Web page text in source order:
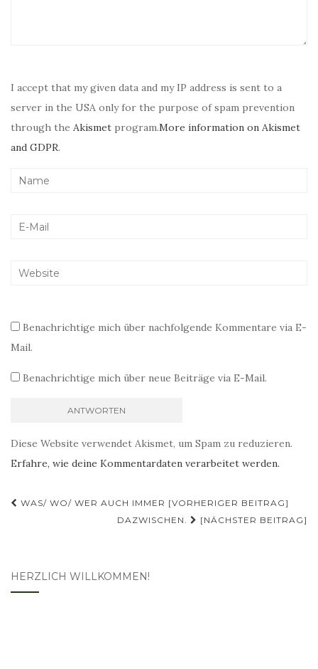
I accept that my given data and my IP address is sent to a
server in the USA only for the purpose of spam prevention
through the Akismet program.More information on Akismet
and GDPR.
Benachrichtige mich über nachfolgende Kommentare via E-
Mail.
Benachrichtige mich über neue Beiträge via E-Mail.
Diese Website verwendet Akismet, um Spam zu reduzieren.
Erfahre, wie deine Kommentardaten verarbeitet werden.
Beitragsnavigation
WAS/ WO/ WER AUCH IMMER [VORHERIGER BEITRAG]
DAZWISCHEN.
[NÄCHSTER BEITRAG]
HERZLICH WILLKOMMEN!